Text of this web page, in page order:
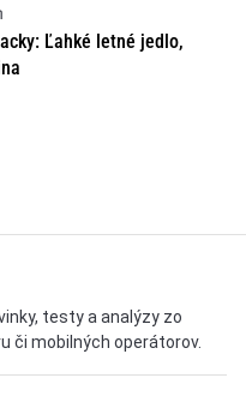
Ľahké letné jedlo,
testy a analýzy zo
či mobilných operátorov.